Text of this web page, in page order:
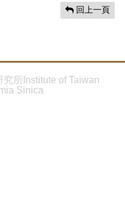
回上一頁
所Institute of Taiwan
Sinica